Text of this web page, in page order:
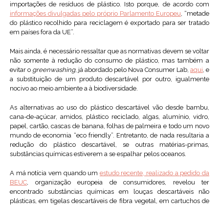
importações de resíduos de plástico. Isto porque, de acordo com
informações divulgadas pelo próprio Parlamento Europeu, “metade
do plástico recolhido para reciclagem é exportado para ser tratado
em países fora da UE”.
Mais ainda, é necessário ressaltar que as normativas devem se voltar
não somente à redução do consumo de plástico, mas também a
evitar o greenwashing, já abordado pelo Nova Consumer Lab, aqui, e
a substituição de um produto descartável por outro, igualmente
nocivo ao meio ambiente a à biodiversidade.
As alternativas ao uso do plástico descartável vão desde bambu,
cana-de-açúcar, amidos, plástico reciclado, algas, alumínio, vidro,
papel, cartão, cascas de banana, folhas de palmeira e todo um novo
mundo de economia “eco friendly”. Entretanto, de nada resultaria a
redução do plástico descartável, se outras matérias-primas,
substâncias químicas estiverem a se espalhar pelos oceanos.
A má notícia vem quando um estudo recente, realizado a pedido da
BEUC, organização europeia de consumidores, revelou ter
encontrado substâncias químicas em louças descartáveis não
plásticas, em tigelas descartáveis de fibra vegetal, em cartuchos de